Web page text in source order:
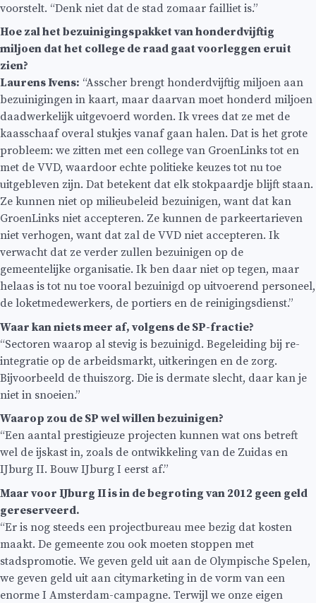
voorstelt. “Denk niet dat de stad zomaar failliet is.”
Hoe zal het bezuinigingspakket van honderdvijftig
miljoen dat het college de raad gaat voorleggen eruit
zien?
Laurens Ivens: “Asscher brengt honderdvijftig miljoen aan
bezuinigingen in kaart, maar daarvan moet honderd miljoen
daadwerkelijk uitgevoerd worden. Ik vrees dat ze met de
kaasschaaf overal stukjes vanaf gaan halen. Dat is het grote
probleem: we zitten met een college van GroenLinks tot en
met de VVD, waardoor echte politieke keuzes tot nu toe
uitgebleven zijn. Dat betekent dat elk stokpaardje blijft staan.
Ze kunnen niet op milieubeleid bezuinigen, want dat kan
GroenLinks niet accepteren. Ze kunnen de parkeertarieven
niet verhogen, want dat zal de VVD niet accepteren. Ik
verwacht dat ze verder zullen bezuinigen op de
gemeentelijke organisatie. Ik ben daar niet op tegen, maar
helaas is tot nu toe vooral bezuinigd op uitvoerend personeel,
de loketmedewerkers, de portiers en de reinigingsdienst.”
Waar kan niets meer af, volgens de SP-fractie?
“Sectoren waarop al stevig is bezuinigd. Begeleiding bij re-
integratie op de arbeidsmarkt, uitkeringen en de zorg.
Bijvoorbeeld de thuiszorg. Die is dermate slecht, daar kan je
niet in snoeien.”
Waarop zou de SP wel willen bezuinigen?
“Een aantal prestigieuze projecten kunnen wat ons betreft
wel de ijskast in, zoals de ontwikkeling van de Zuidas en
IJburg II. Bouw IJburg I eerst af.”
Maar voor IJburg II is in de begroting van 2012 geen geld
gereserveerd.
“Er is nog steeds een projectbureau mee bezig dat kosten
maakt. De gemeente zou ook moeten stoppen met
stadspromotie. We geven geld uit aan de Olympische Spelen,
we geven geld uit aan citymarketing in de vorm van een
enorme I Amsterdam-campagne. Terwijl we onze eigen